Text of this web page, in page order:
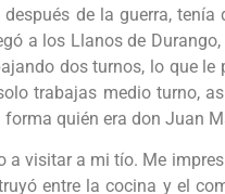
de la guerra,
a los Llanos de
dos turnos, lo que
trabajas medio turno,
quién era don Juan
a visitar a mi tío. Me
entre la cocina y el